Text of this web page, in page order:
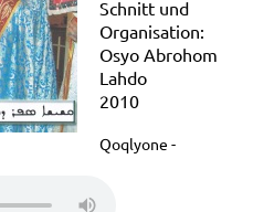
Schnitt und
Organisation:
Osyo Abrohom
Lahdo
2010
Qoqlyone -